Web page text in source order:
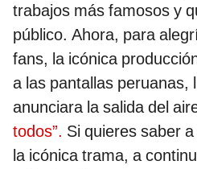
trabajos más famosos y
público. Ahora, para
fans, la icónica
a las pantallas peruanas,
anunciara la salida del
todos”. Si quieres saber
la icónica trama, a